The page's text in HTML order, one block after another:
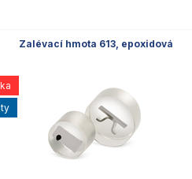
Zalévací hmota 613, epoxidová